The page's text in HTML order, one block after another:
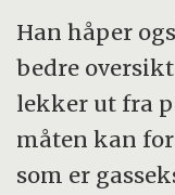
Han håper
bedre
lekker ut fra
måten kan
som er